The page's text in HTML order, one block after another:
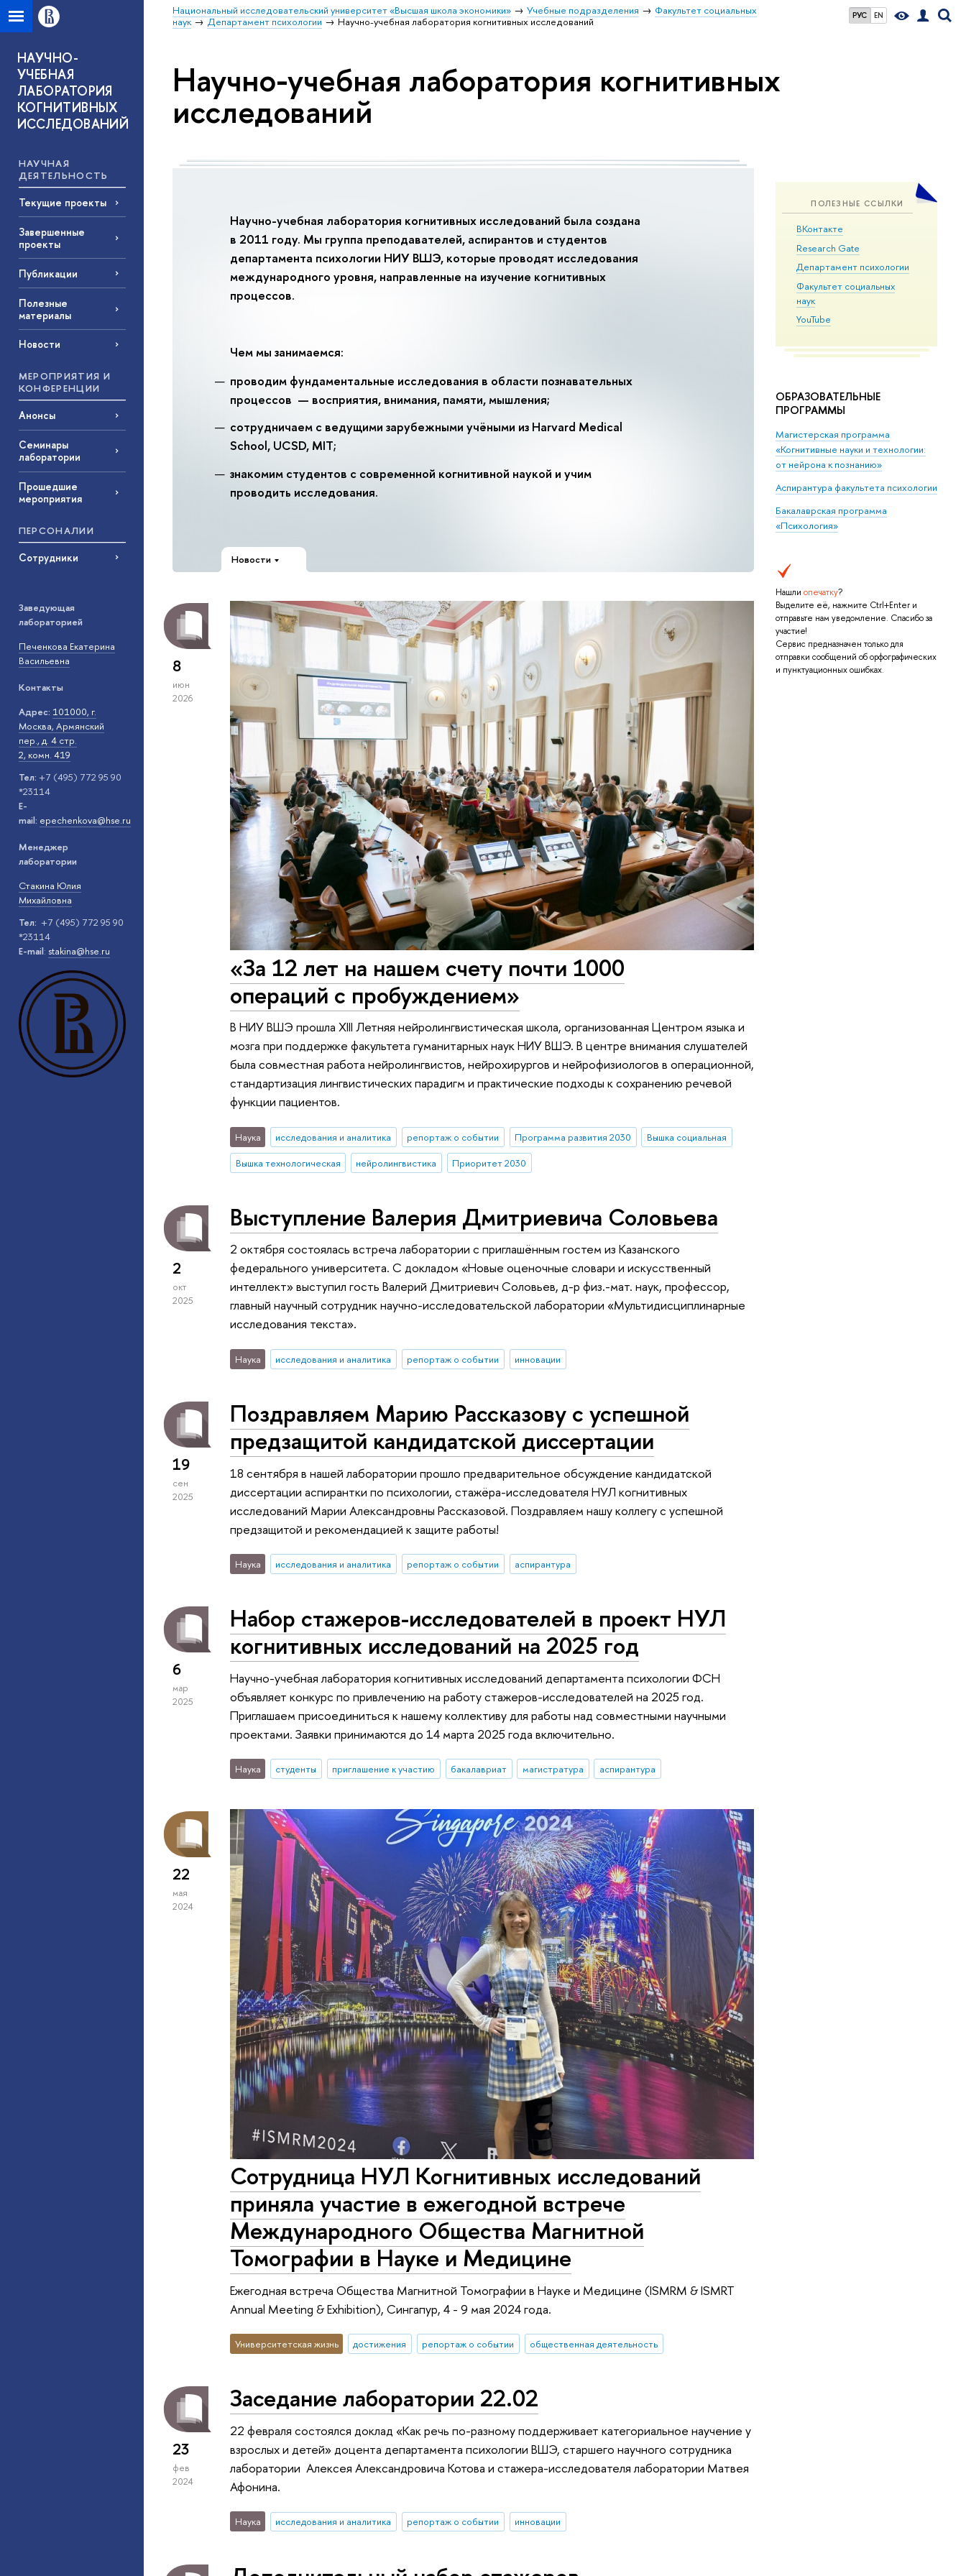
РУС EN
Национальный исследовательский университет «Высшая школа экономики» Учебные подразделения
Факультет социальных
наук
Департамент психологии Научно-учебная лаборатория когнитивных исследований
НАУЧНО-
УЧЕБНАЯ
ЛАБОРАТОРИЯ
КОГНИТИВНЫХ
ИССЛЕДОВАНИЙ
НАУЧНАЯ
ДЕЯТЕЛЬНОСТЬ
Текущие проекты
Завершенные
проекты
Публикации
Полезные
материалы
Новости
МЕРОПРИЯТИЯ И
КОНФЕРЕНЦИИ
Анонсы
Семинары
лаборатории
Прошедшие
мероприятия
ПЕРСОНАЛИИ
Сотрудники
Заведующая
лабораторией
Печенкова Екатерина
Васильевна
Контакты
Адрес: 101000, г.
Москва, Армянский
пер., д. 4 стр.
2, комн. 419
Тел: +7 (495) 772 95 90
*23114
E-
mail: epechenkova@hse.ru
Менеджер
лаборатории
Стакина Юлия
Михайловна
Тел: +7 (495) 772 95 90
*23114
E-mail: stakina@hse.ru
Научно-учебная лаборатория когнитивных
исследований
ПОЛЕЗНЫЕ ССЫЛКИ
ВКонтакте
Research Gate
Департамент психологии
Факультет социальных
наук
YouTube
ОБРАЗОВАТЕЛЬНЫЕ
ПРОГРАММЫ
Магистерская программа
«Когнитивные науки и технологии:
от нейрона к познанию»
Аспирантура факультета психологии
Бакалаврская программа
«Психология»
Нашли опечатку?
Выделите её, нажмите Ctrl+Enter и
отправьте нам уведомление. Спасибо за
участие!
Сервис предназначен только для
отправки сообщений об орфографических
и пунктуационных ошибках.
Научно-учебная лаборатория когнитивных исследований была создана
в 2011 году. Мы группа преподавателей, аспирантов и студентов
департамента психологии НИУ ВШЭ, которые проводят исследования
международного уровня, направленные на изучение когнитивных
процессов.
Чем мы занимаемся:
проводим фундаментальные исследования в области познавательных
процессов — восприятия, внимания, памяти, мышления;
сотрудничаем с ведущими зарубежными учёными из Harvard Medical
School, UCSD, MIT;
знакомим студентов с современной когнитивной наукой и учим
проводить исследования.
Новости
8
июн
2026
«За 12 лет на нашем счету почти 1000
операций с пробуждением»
В НИУ ВШЭ прошла XIII Летняя нейролингвистическая школа, организованная Центром языка и
мозга при поддержке факультета гуманитарных наук НИУ ВШЭ. В центре внимания слушателей
была совместная работа нейролингвистов, нейрохирургов и нейрофизиологов в операционной,
стандартизация лингвистических парадигм и практические подходы к сохранению речевой
функции пациентов.
Наука исследования и аналитика репортаж о событии Программа развития 2030
Вышка социальная
Вышка технологическая
нейролингвистика Приоритет 2030
2
окт
2025
Выступление Валерия Дмитриевича Соловьева
2 октября состоялась встреча лаборатории с приглашённым гостем из Казанского
федерального университета. С докладом «Новые оценочные словари и искусственный
интеллект» выступил гость Валерий Дмитриевич Соловьев, д-р физ.-мат. наук, профессор,
главный научный сотрудник научно-исследовательской лаборатории «Мультидисциплинарные
исследования текста».
Наука исследования и аналитика репортаж о событии инновации
19
сен
2025
Поздравляем Марию Рассказову с успешной
предзащитой кандидатской диссертации
18 сентября в нашей лаборатории прошло предварительное обсуждение кандидатской
диссертации аспирантки по психологии, стажёра-исследователя НУЛ когнитивных
исследований Марии Александровны Рассказовой. Поздравляем нашу коллегу с успешной
предзащитой и рекомендацией к защите работы!
Наука исследования и аналитика репортаж о событии аспирантура
6
мар
2025
Набор стажеров-исследователей в проект НУЛ
когнитивных исследований на 2025 год
Научно-учебная лаборатория когнитивных исследований департамента психологии ФСН
объявляет конкурс по привлечению на работу стажеров-исследователей на 2025 год.
Приглашаем присоединиться к нашему коллективу для работы над совместными научными
проектами. Заявки принимаются до 14 марта 2025 года включительно.
Наука студенты приглашение к участию бакалавриат магистратура аспирантура
22
мая
2024
Сотрудница НУЛ Когнитивных исследований
приняла участие в ежегодной встрече
Международного Общества Магнитной
Томографии в Науке и Медицине
Ежегодная встреча Общества Магнитной Томографии в Науке и Медицине (ISMRM & ISMRT
Annual Meeting & Exhibition), Сингапур, 4 - 9 мая 2024 года.
Университетская жизнь достижения репортаж о событии общественная деятельность
23
фев
2024
Заседание лаборатории 22.02
22 февраля состоялся доклад «Как речь по-разному поддерживает категориальное научение у
взрослых и детей» доцента департамента психологии ВШЭ, старшего научного сотрудника
лаборатории Алексея Александровича Котова и стажера-исследователя лаборатории Матвея
Афонина.
Наука исследования и аналитика репортаж о событии инновации